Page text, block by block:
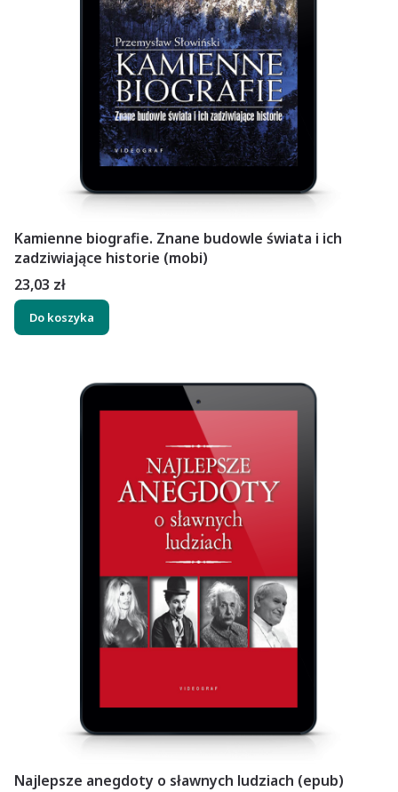
Kamienne biografie. Znane budowle świata i ich
zadziwiające historie (mobi)
Cena
23,03 zł
Do koszyka
Najlepsze anegdoty o sławnych ludziach (epub)